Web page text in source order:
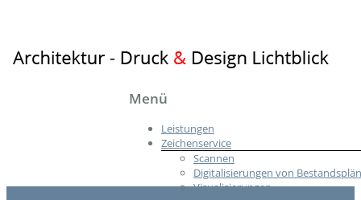
Lichtblick
Menü
Leistungen
Zeichenservice
Scannen
Digitalisierungen von
Visualisierungen